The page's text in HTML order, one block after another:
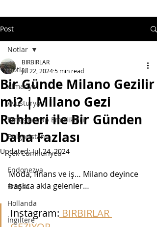
Post
Notlar
Almanya
Avusturya
Birleşik Arap Emirlikleri
Bulgaristan
Çek Cumhuriyeti
Endonezya
Fransa
Hollanda
İngiltere
Notlar
Bir Günde Milano Gezilir
mi? | Milano Gezi
Rehberi ile Bir Günden
Daha Fazlası
BIRBIRLAR
Jul 22, 20245 min read
Updated:Jul 24, 2024
Moda, finans ve iş… Milano deyince
başlıca akla gelenler…
Instagram: BIRBIRLAR